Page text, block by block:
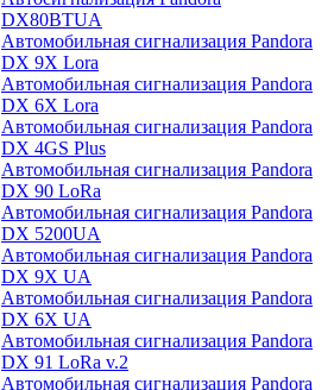
DX80BTUA
Автомобильная сигнализация Pandora
DX 9X Lora
Автомобильная сигнализация Pandora
DX 6X Lora
Автомобильная сигнализация Pandora
DX 4GS Plus
Автомобильная сигнализация Pandora
DX 90 LoRa
Автомобильная сигнализация Pandora
DX 5200UA
Автомобильная сигнализация Pandora
DX 9Х UA
Автомобильная сигнализация Pandora
DX 6Х UA
Автомобильная сигнализация Pandora
DX 91 LoRa v.2
Автомобильная сигнализация Pandora